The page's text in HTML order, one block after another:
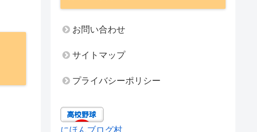
お問い合わせ
サイトマップ
プライバシーポリシー
にほんブログ村